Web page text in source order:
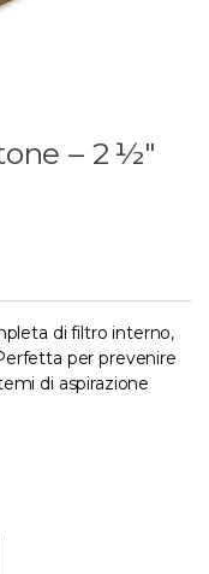
– 2 ½″
di filtro interno,
per prevenire
di aspirazione